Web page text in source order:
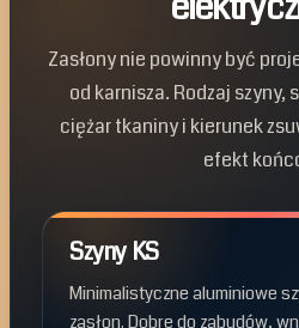
Zasłony nie powinny być
od karnisza. Rodzaj szyny,
ciężar tkaniny i kierunek
efekt
Szyny KS
Minimalistyczne aluminiowe
zasłon. Dobre do zabudów,